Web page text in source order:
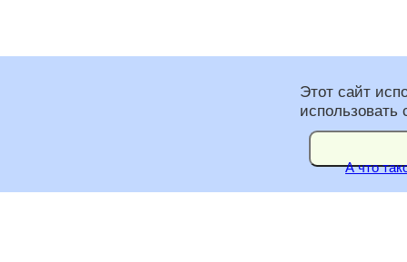
Этот сайт
А что